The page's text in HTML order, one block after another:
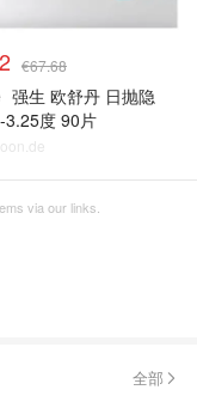
€67.68
强生 欧舒丹 日抛隐
3.25度 90片
via our links.
全部